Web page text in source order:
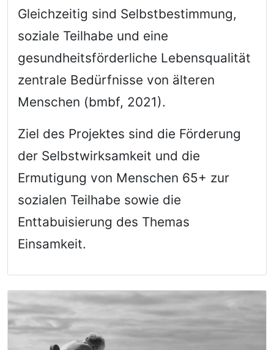
Gleichzeitig sind Selbstbestimmung,
soziale Teilhabe und eine
gesundheitsförderliche Lebensqualität
zentrale Bedürfnisse von älteren
Menschen (bmbf, 2021).
Ziel des Projektes sind die Förderung
der Selbstwirksamkeit und die
Ermutigung von Menschen 65+ zur
sozialen Teilhabe sowie die
Enttabuisierung des Themas
Einsamkeit.